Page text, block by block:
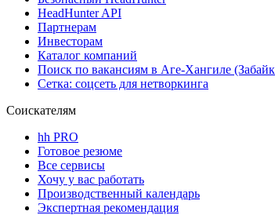
HeadHunter API
Партнерам
Инвесторам
Каталог компаний
Поиск по вакансиям в Аге-Хангиле
Сетка: соцсеть для нетворкинга
Соискателям
hh PRO
Готовое резюме
Все сервисы
Хочу у вас работать
Производственный календарь
Экспертная рекомендация